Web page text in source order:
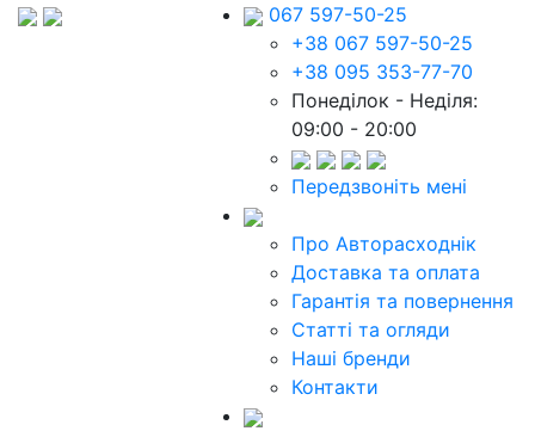
067 597-50-25
+38 067 597-50-25
+38 095 353-77-70
Понеділок - Неділя:
09:00 - 20:00
Передзвоніть мені
Про Авторасходнік
Доставка та оплата
Гарантія та повернення
Статті та огляди
Наші бренди
Контакти